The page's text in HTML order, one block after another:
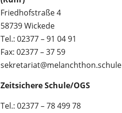
Friedhofstraße 4
58739 Wickede
Tel.: 02377 – 91 04 91
Fax: 02377 – 37 59
sekretariat@melanchthon.schule
Zeitsichere Schule/OGS
Tel.: 02377 – 78 499 78